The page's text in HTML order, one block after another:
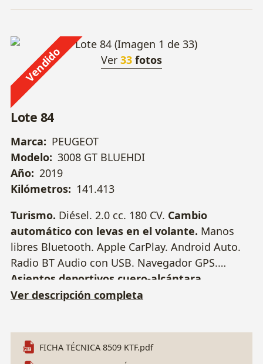
Vendido Ver 33 fotos
Lote 84
Marca: PEUGEOT
Modelo: 3008 GT BLUEHDI
Año: 2019
Kilómetros: 141.413
Turismo. Diésel. 2.0 cc. 180 CV. Cambio
automático con levas en el volante. Manos
libres Bluetooth. Apple CarPlay. Android Auto.
Radio BT Audio con USB. Navegador GPS.
Asientos deportivos cuero-alcántara
calefactables.Faros LED con luz diurna.
Bizona. Luces automáticas. Sensor de lluvia.
ESP. Control de velocidad. Luces antinieblas
Ver descripción completa
FICHA TÉCNICA 8509 KTF.pdf